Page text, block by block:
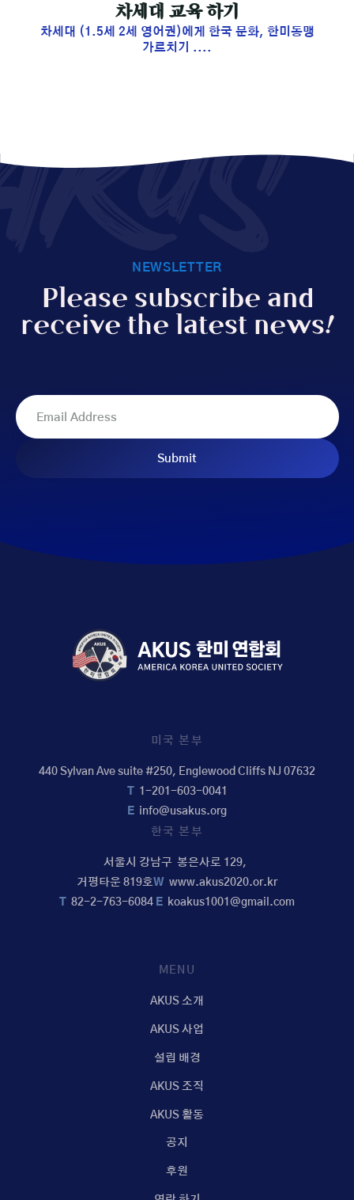
​차세대 교육 하기
차세대 (1.5세 2세 영어권)에게 한국 문화, 한미동맹
가르치기 ....
NEWSLETTER
Please subscribe and
receive the latest news!
미국 본부
440 Sylvan Ave suite #250, Englewood Cliffs NJ 07632
T1-201-603-0041
E info@usakus.org
한국 본부
서울시 강남구 봉은사로 129,
거평타운 819호W www.akus2020.or.kr
82-2-763-6084 E koakus1001@gmail.com
MENU
AKUS 소개
AKUS 사업
설립 배경
AKUS 조직
AKUS 활동
공지
후원